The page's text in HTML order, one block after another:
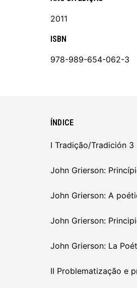
2011
ISBN
978-989-654-062-3
ÍNDICE
I Tradição/Tradición 3
John Grierson:
John Grierson: A
John Grierson:
John Grierson: La
II Problematização e